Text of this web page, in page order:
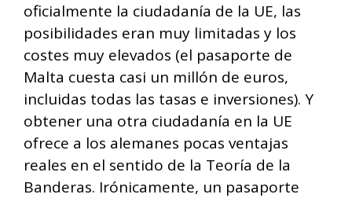
oficialmente la ciudadanía de la UE, las
posibilidades eran muy limitadas y los
costes muy elevados (el pasaporte de
Malta cuesta casi un millón de euros,
incluidas todas las tasas e inversiones). Y
obtener una otra ciudadanía en la UE
ofrece a los alemanes pocas ventajas
reales en el sentido de la Teoría de la
Banderas. Irónicamente, un pasaporte